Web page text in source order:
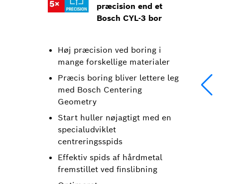
præcision end et
Bosch CYL-3 bor
Høj præcision ved boring i
mange forskellige materialer
Præcis boring bliver lettere leg
med Bosch Centering
Geometry
Start huller nøjagtigt med en
specialudviklet
centreringsspids
Effektiv spids af hårdmetal
fremstillet ved finslibning